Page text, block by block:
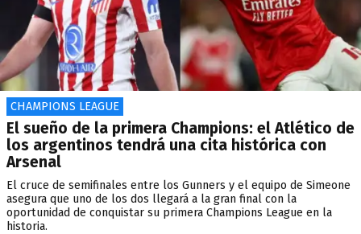
CHAMPIONS LEAGUE
El sueño de la primera Champions: el Atlético de
los argentinos tendrá una cita histórica con
Arsenal
El cruce de semifinales entre los Gunners y el equipo de Simeone
asegura que uno de los dos llegará a la gran final con la
oportunidad de conquistar su primera Champions League en la
historia.